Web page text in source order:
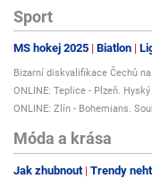
Sport
MS hokej 2025 Biatlon
Bizarní diskvalifikace Čechů
ONLINE: Teplice - Plzeň.
ONLINE: Zlín - Bohemians.
Móda a krása
Jak zhubnout Trendy